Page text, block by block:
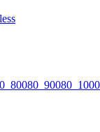
80_90080_1000